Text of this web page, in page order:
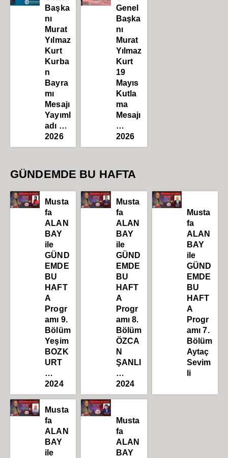
Başka
nı
Murat
Yılmaz
Kurt
Kurba
n
Bayra
mı
Mesajı
Yayıml
adı …
2026
Genel
Başka
nı
Murat
Yılmaz
Kurt
19
Mayıs
Kutla
ma
Mesajı
…
2026
GÜNDEMDE BU HAFTA
Musta
fa
ALAN
BAY
ile
GÜND
EMDE
BU
HAFT
A
Progr
amı 9.
Bölüm
Yeşim
BOZK
URT
…
2024
Musta
fa
ALAN
BAY
ile
GÜND
EMDE
BU
HAFT
A
Progr
amı 8.
Bölüm
ÖZCA
N
ŞANLI
…
2024
Musta
fa
ALAN
BAY
ile
GÜND
EMDE
BU
HAFT
A
Progr
amı 7.
Bölüm
Aytaç
Sevim
li
Musta
fa
ALAN
BAY
ile
Musta
fa
ALAN
BAY